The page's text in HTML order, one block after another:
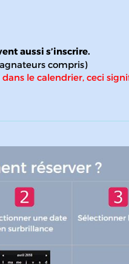
aussi s’inscrire.
compris)
le calendrier, ceci